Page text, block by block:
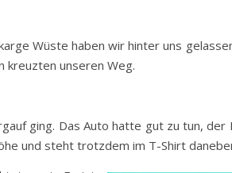
Wüste haben wir hinter uns
kreuzten unseren Weg.
ging. Das Auto hatte gut zu tun, der
und steht trotzdem im T-Shirt